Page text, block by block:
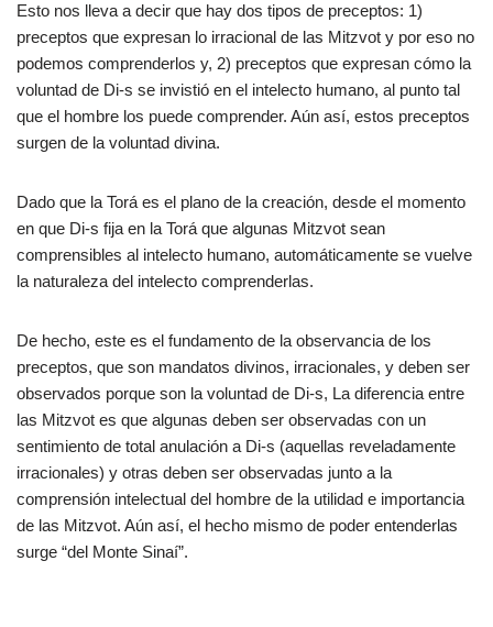
Esto nos lleva a decir que hay dos tipos de preceptos: 1)
preceptos que expresan lo irracional de las Mitzvot y por eso no
podemos comprenderlos y, 2) preceptos que expresan cómo la
voluntad de Di-s se invistió en el intelecto humano, al punto tal
que el hombre los puede comprender. Aún así, estos preceptos
surgen de la voluntad divina.
Dado que la Torá es el plano de la creación, desde el momento
en que Di-s fija en la Torá que algunas Mitzvot sean
comprensibles al intelecto humano, automáticamente se vuelve
la naturaleza del intelecto comprenderlas.
De hecho, este es el fundamento de la observancia de los
preceptos, que son mandatos divinos, irracionales, y deben ser
observados porque son la voluntad de Di-s, La diferencia entre
las Mitzvot es que algunas deben ser observadas con un
sentimiento de total anulación a Di-s (aquellas reveladamente
irracionales) y otras deben ser observadas junto a la
comprensión intelectual del hombre de la utilidad e importancia
de las Mitzvot. Aún así, el hecho mismo de poder entenderlas
surge “del Monte Sinaí”.